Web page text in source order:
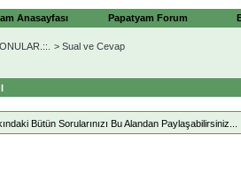
Anasayfası Papatyam Forum
> Sual ve Cevap
Bütün Sorularınızı Bu Alandan Paylaşabilirsiniz...